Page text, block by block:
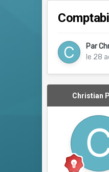
Par
le 28
Christian